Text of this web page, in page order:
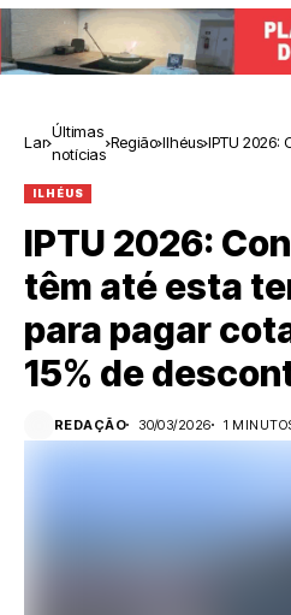
Lar
Últimas
notícias
Região Ilhéus IPTU 2026:
ILHÉUS
IPTU 2026:
têm até esta
para pagar
15% de
REDAÇÃO 30/03/2026 1